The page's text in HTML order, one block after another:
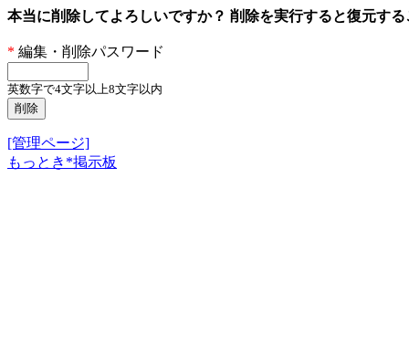
本当に削除してよろしいですか？ 削除を実行すると復元す
* 編集・削除パスワード
英数字で4文字以上8文字以内
[管理ページ]
もっとき*掲示板